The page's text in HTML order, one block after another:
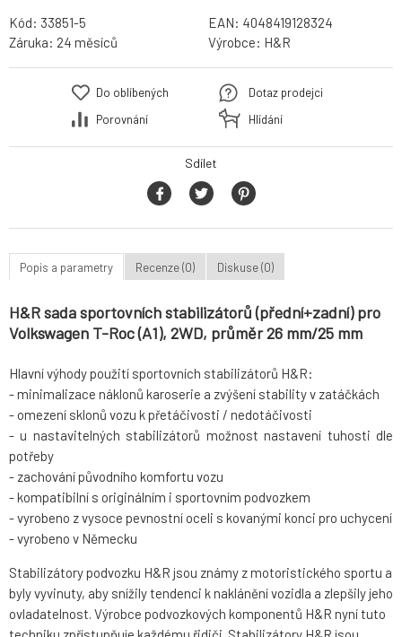
Kód: 33851-5 EAN: 4048419128324
Záruka: 24 Výrobce: H&R
Do oblíbených
Porovnání
Dotaz prodejci
Hlídání
Sdílet
Popis a parametry Recenze (0) Diskuse (0)
H&R sada sportovních stabilizátorů (přední+zadní) pro
Volkswagen T-Roc (A1), 2WD, průměr 26 mm/25 mm
Hlavní výhody použití sportovních stabilizátorů H&R:
- minimalizace náklonů karoserie a zvýšení stability v zatáčkách
- omezení sklonů vozu k přetáčivosti / nedotáčivosti
- u nastavitelných stabilizátorů možnost nastavení tuhosti dle
potřeby
- zachování původního komfortu vozu
- kompatibilní s originálním i sportovním podvozkem
- vyrobeno z vysoce pevnostní oceli s kovanými konci pro uchycení
- vyrobeno v Německu
Stabilizátory podvozku H&R jsou známy z motoristického sportu a
byly vyvinuty, aby snížily tendenci k naklánění vozidla a zlepšily jeho
ovladatelnost. Výrobce podvozkových komponentů H&R nyní tuto